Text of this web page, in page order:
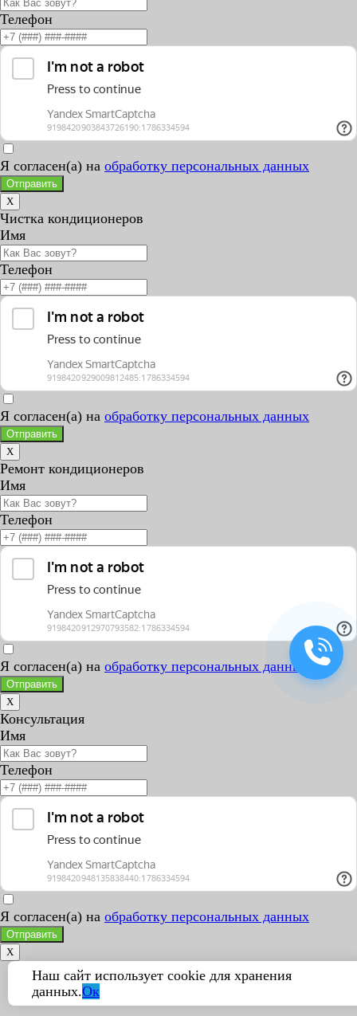
Телефон
Я согласен(а) на обработку персональных данных
Отправить
X
Чистка кондиционеров
Имя
Телефон
Я согласен(а) на обработку персональных данных
Отправить
X
Ремонт кондиционеров
Имя
Телефон
Я согласен(а) на обработку персональных данных
Отправить
X
Консультация
Имя
Телефон
Я согласен(а) на обработку персональных данных
Отправить
X
Наш сайт использует cookie для хранения
данных.Ок